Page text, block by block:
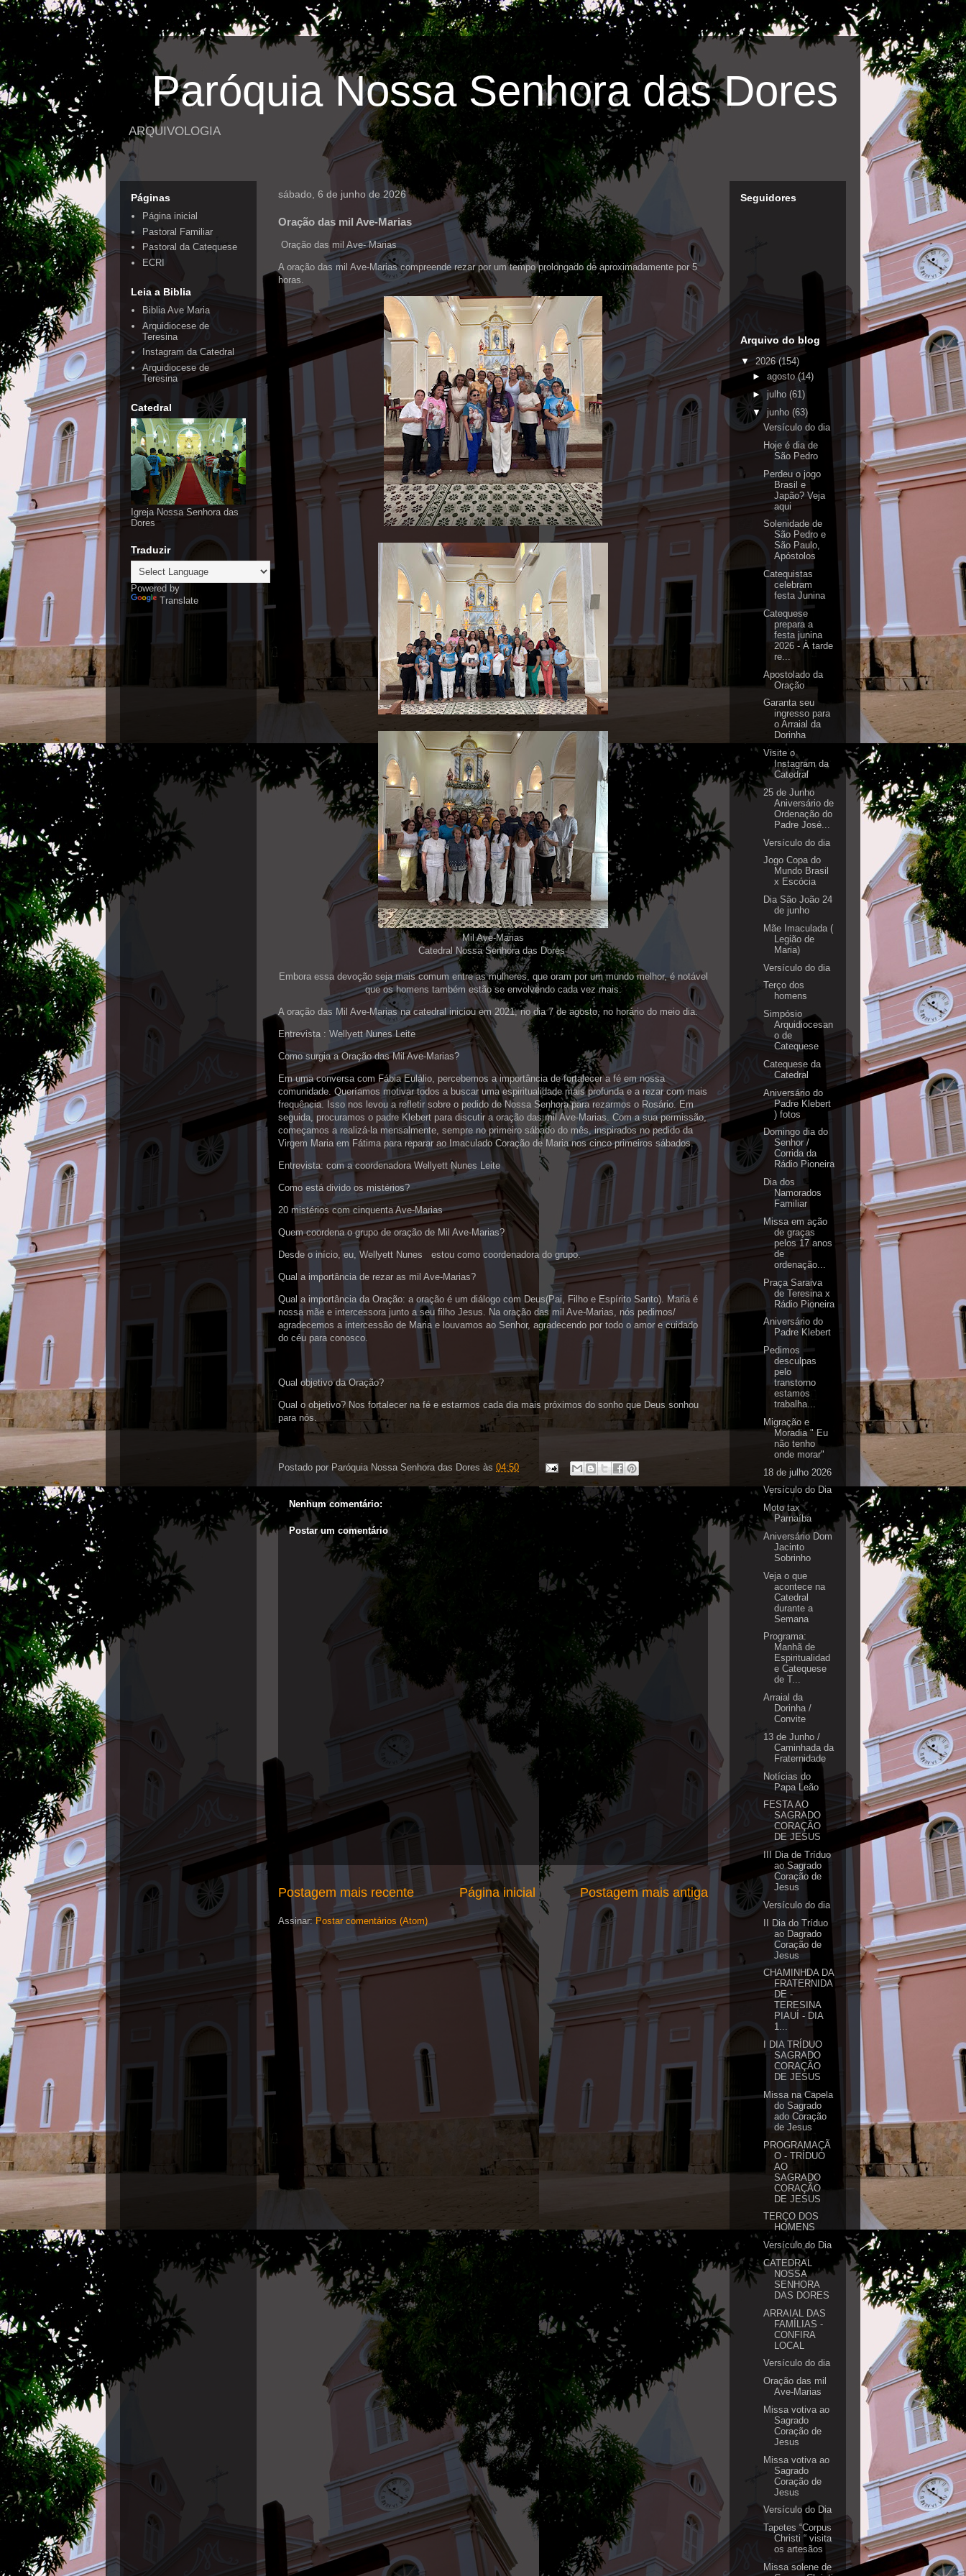
Paróquia Nossa Senhora das Dores
ARQUIVOLOGIA
sábado, 6 de junho de 2026
Oração das mil Ave-Marias
Oração das mil Ave- Marias
A oração das mil Ave-Marias compreende rezar por um tempo prolongado de aproximadamente por 5
horas.
Mil Ave-Marias
Catedral Nossa Senhora das Dores
Embora essa devoção seja mais comum entre as mulheres, que oram por um mundo melhor, é notável
que os homens também estão se envolvendo cada vez mais.
A oração das Mil Ave-Marias na catedral iniciou em 2021, no dia 7 de agosto, no horário do meio dia.
Entrevista : Wellyett Nunes Leite
Como surgia a Oração das Mil Ave-Marias?
Em uma conversa com Fábia Eulálio, percebemos a importância de fortalecer a fé em nossa
comunidade. Queríamos motivar todos a buscar uma espiritualidade mais profunda e a rezar com mais
frequência. Isso nos levou a refletir sobre o pedido de Nossa Senhora para rezarmos o Rosário. Em
seguida, procuramos o padre Klebert para discutir a oração das mil Ave-Marias. Com a sua permissão,
começamos a realizá-la mensalmente, sempre no primeiro sábado do mês, inspirados no pedido da
Virgem Maria em Fátima para reparar ao Imaculado Coração de Maria nos cinco primeiros sábados.
Entrevista: com a coordenadora Wellyett Nunes Leite
Como está divido os mistérios?
20 mistérios com cinquenta Ave-Marias
Quem coordena o grupo de oração de Mil Ave-Marias?
Desde o início, eu, Wellyett Nunes estou como coordenadora do grupo.
Qual a importância de rezar as mil Ave-Marias?
Qual a importância da Oração: a oração é um diálogo com Deus(Pai, Filho e Espírito Santo). Maria é
nossa mãe e intercessora junto a seu filho Jesus. Na oração das mil Ave-Marias, nós pedimos/
agradecemos a intercessão de Maria e louvamos ao Senhor, agradecendo por todo o amor e cuidado
do céu para conosco.
Qual objetivo da Oração?
Qual o objetivo? Nos fortalecer na fé e estarmos cada dia mais próximos do sonho que Deus sonhou
para nós.
Postado por Paróquia Nossa Senhora das Dores às 04:50
Nenhum comentário:
Postar um comentário
Postagem mais recente Postagem mais antiga
Página inicial
Assinar:Postar comentários (Atom)
Páginas
Página inicial
Pastoral Familiar
Pastoral da Catequese
ECRI
Leia a Biblia
Biblia Ave Maria
Arquidiocese de
Teresina
Instagram da Catedral
Arquidiocese de
Teresina
Catedral
Igreja Nossa Senhora das
Dores
Traduzir
Powered by
Translate
Seguidores
Arquivo do blog
▼2026(154)
► agosto(14)
► julho (61)
▼ junho (63)
Versículo do dia
Hoje é dia de
São Pedro
Perdeu o jogo
Brasil e
Japão? Veja
aqui
Solenidade de
São Pedro e
São Paulo,
Apóstolos
Catequistas
celebram
festa Junina
Catequese
prepara a
festa junina
2026 - À tarde
re...
Apostolado da
Oração
Garanta seu
ingresso para
o Arraial da
Dorinha
Visite o
Instagram da
Catedral
25 de Junho
Aniversário de
Ordenação do
Padre José...
Versículo do dia
Jogo Copa do
Mundo Brasil
x Escócia
Dia São João 24
de junho
Mãe Imaculada (
Legião de
Maria)
Versículo do dia
Terço dos
homens
Simpósio
Arquidiocesan
o de
Catequese
Catequese da
Catedral
Aniversário do
Padre Klebert
) fotos
Domingo dia do
Senhor /
Corrida da
Rádio Pioneira
Dia dos
Namorados
Familiar
Missa em ação
de graças
pelos 17 anos
de
ordenação...
Praça Saraiva
de Teresina x
Rádio Pioneira
Aniversário do
Padre Klebert
Pedimos
desculpas
pelo
transtorno
estamos
trabalha...
Migração e
Moradia " Eu
não tenho
onde morar"
18 de julho 2026
Versículo do Dia
Moto tax
Parnaíba
Aniversário Dom
Jacinto
Sobrinho
Veja o que
acontece na
Catedral
durante a
Semana
Programa:
Manhã de
Espiritualidad
e Catequese
de T...
Arraial da
Dorinha /
Convite
13 de Junho /
Caminhada da
Fraternidade
Notícias do
Papa Leão
FESTA AO
SAGRADO
CORAÇÃO
DE JESUS
III Dia de Tríduo
ao Sagrado
Coração de
Jesus
Versículo do dia
II Dia do Tríduo
ao Dagrado
Coração de
Jesus
CHAMINHDA DA
FRATERNIDA
DE -
TERESINA
PIAUÍ - DIA
1...
I DIA TRÍDUO
SAGRADO
CORAÇÃO
DE JESUS
Missa na Capela
do Sagrado
ado Coração
de Jesus
PROGRAMAÇÃ
O - TRÍDUO
AO
SAGRADO
CORAÇÃO
DE JESUS
TERÇO DOS
HOMENS
Versículo do Dia
CATEDRAL
NOSSA
SENHORA
DAS DORES
ARRAIAL DAS
FAMÍLIAS -
CONFIRA
LOCAL
Versículo do dia
Oração das mil
Ave-Marias
Missa votiva ao
Sagrado
Coração de
Jesus
Missa votiva ao
Sagrado
Coração de
Jesus
Versículo do Dia
Tapetes “Corpus
Christi “ visita
os artesãos
Missa solene de